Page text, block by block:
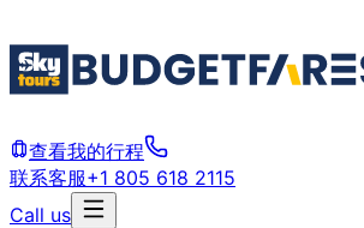
查看我的行程
联系客服+1 805 618 2115
Call us